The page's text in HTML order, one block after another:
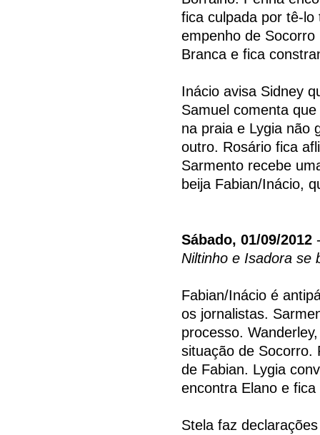
fica culpada por tê-
empenho de
Branca e fica
Inácio avisa Sidney
Samuel comenta
na praia e Lygia não
outro. Rosário fica
Sarmento recebe
beija Fabian/Inácio,
Sábado, 01/09/2012
Niltinho e Isadora se
Fabian/Inácio é
os jornalistas.
processo.
situação de Socorro.
de Fabian. Lygia
encontra Elano e
Stela faz